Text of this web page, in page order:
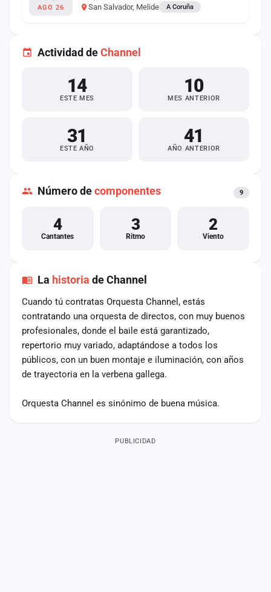
AGO 26 San Salvador, Melide A Coruña
Actividad deChannel
14
ESTE MES
10
MES ANTERIOR
31
ESTE AÑO
41
AÑO ANTERIOR
Número decomponentes 9
4
Cantantes
3
Ritmo
2
Viento
La historia de Channel
Cuando tú contratas Orquesta Channel, estás
contratando una orquesta de directos, con muy buenos
profesionales, donde el baile está garantizado,
repertorio muy variado, adaptándose a todos los
públicos, con un buen montaje e iluminación, con años
de trayectoria en la verbena gallega.
Orquesta Channel es sinónimo de buena música.
PUBLICIDAD